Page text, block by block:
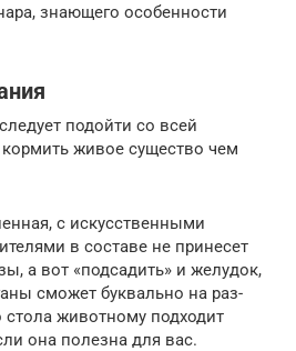
знающего особенности
подойти со всей
живое существо чем
с искусственными
в составе не принесет
а вот «подсадить» и желудок,
сможет буквально на раз-
животному подходит
она полезна для вас.